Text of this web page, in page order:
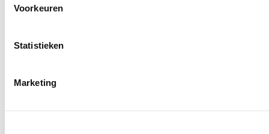
Voorkeuren
Statistieken
Marketing